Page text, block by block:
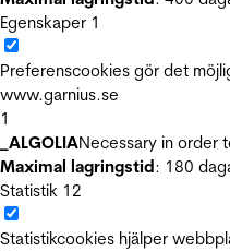
Egenskaper 1
Preferenscookies gör det
www.garnius.se
1
_ALGOLIANecessary in order
Maximal lagringstid: 180
Statistik 12
Statistikcookies hjälper